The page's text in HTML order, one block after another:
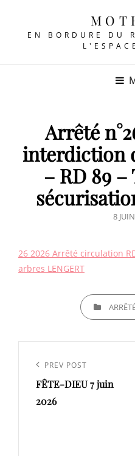
EN BORDURE DU
Arrêté
interdiction
– RD 89
8
26 2026 Arrêté circulation
arbres LENGERT
CATEGORIES
l’article
Previous
Post
PREV POST
FÊTE-DIEU 7 juin
2026